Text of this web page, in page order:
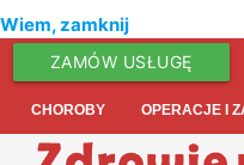
Wiem, zamknij
ZAMÓW USŁUGĘ
CHOROBY OPERACJE I